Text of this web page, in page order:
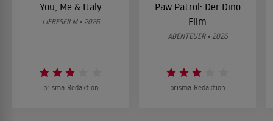
You, Me & Italy
LIEBESFILM • 2026
prisma-Redaktion
Paw Patrol: Der Dino
Film
ABENTEUER • 2026
prisma-Redaktion